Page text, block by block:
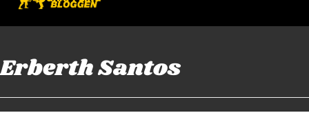
Erberth Santos